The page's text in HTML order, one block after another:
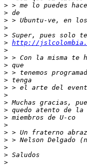
>
>
>
>
>
> http://
>
>
>
>
>
>
>
>
>
>
>
>
>
>
>
>